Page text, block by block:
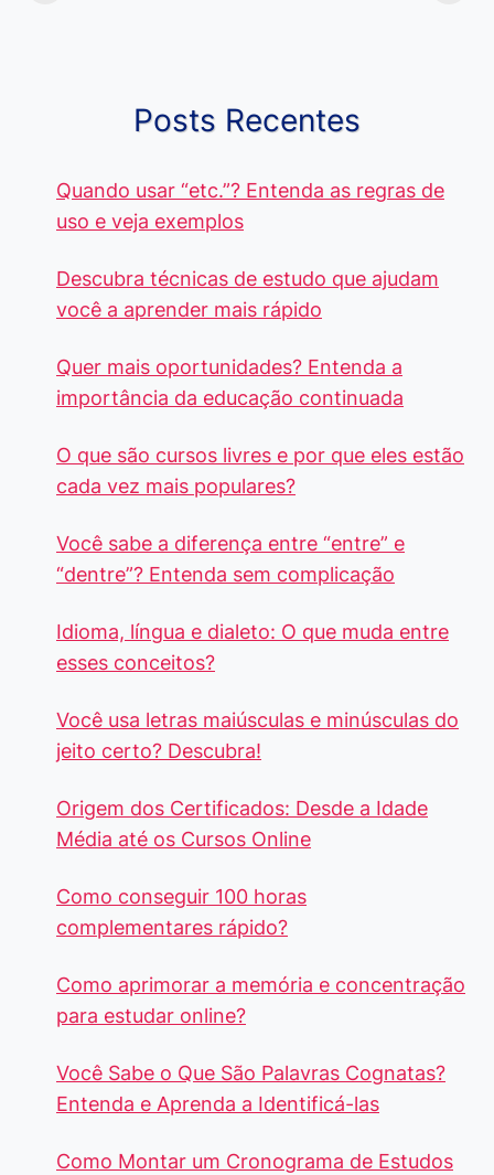
Posts Recentes
Quando usar “etc.”? Entenda as regras de
uso e veja exemplos
Descubra técnicas de estudo que ajudam
você a aprender mais rápido
Quer mais oportunidades? Entenda a
importância da educação continuada
O que são cursos livres e por que eles estão
cada vez mais populares?
Você sabe a diferença entre “entre” e
“dentre”? Entenda sem complicação
Idioma, língua e dialeto: O que muda entre
esses conceitos?
Você usa letras maiúsculas e minúsculas do
jeito certo? Descubra!
Origem dos Certificados: Desde a Idade
Média até os Cursos Online
Como conseguir 100 horas
complementares rápido?
Como aprimorar a memória e concentração
para estudar online?
Você Sabe o Que São Palavras Cognatas?
Entenda e Aprenda a Identificá-las
Como Montar um Cronograma de Estudos